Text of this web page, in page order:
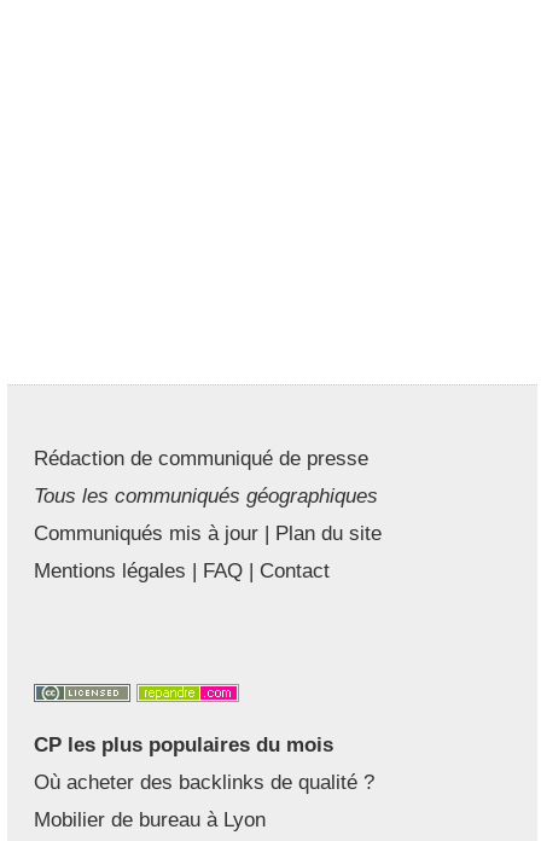
Rédaction de communiqué de presse
Tous les communiqués géographiques
Communiqués mis à jour | Plan du site
Mentions légales | FAQ | Contact
CP les plus populaires du mois
Où acheter des backlinks de qualité ?
Mobilier de bureau à Lyon